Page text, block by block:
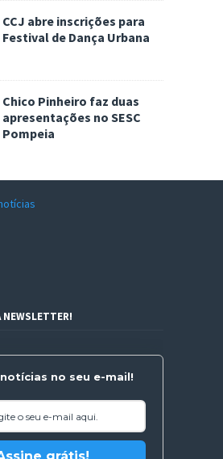
CCJ abre inscrições para
Festival de Dança Urbana
Chico Pinheiro faz duas
apresentações no SESC
Pompeia
NEWSLETTER!
no seu e-mail!